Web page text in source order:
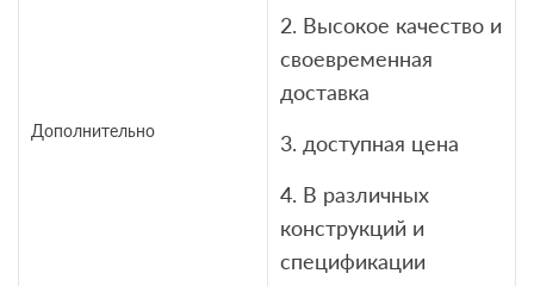
Дополнительно
2. Высокое качество и
своевременная
доставка
3. доступная цена
4. В различных
конструкций и
спецификации